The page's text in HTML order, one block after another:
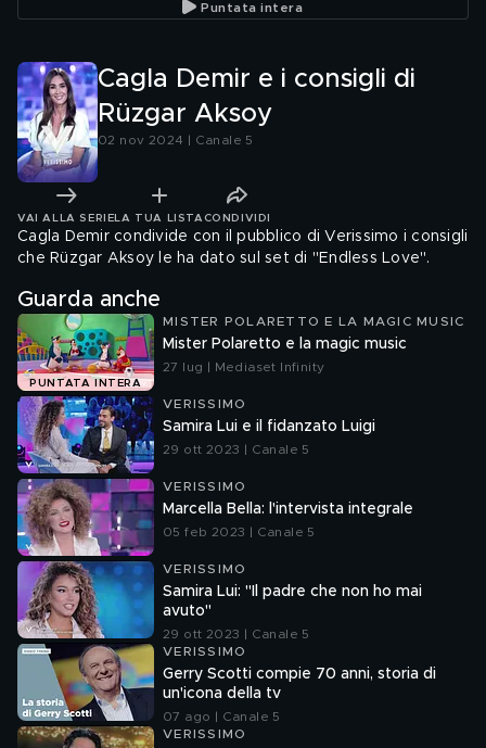
Puntata intera
Cagla Demir e i consigli di
Rüzgar Aksoy
02 nov 2024 | Canale 5
VAI ALLA SERIE LA TUA LISTA CONDIVIDI
Cagla Demir condivide con il pubblico di Verissimo i consigli
che Rüzgar Aksoy le ha dato sul set di "Endless Love".
Guarda anche
PUNTATA INTERA
MISTER POLARETTO E LA MAGIC MUSIC
Mister Polaretto e la magic music
27 lug | Mediaset Infinity
VERISSIMO
Samira Lui e il fidanzato Luigi
29 ott 2023 | Canale 5
VERISSIMO
Marcella Bella: l'intervista integrale
05 feb 2023 | Canale 5
VERISSIMO
Samira Lui: "Il padre che non ho mai
avuto"
29 ott 2023 | Canale 5
VERISSIMO
Gerry Scotti compie 70 anni, storia di
un'icona della tv
07 ago | Canale 5
VERISSIMO